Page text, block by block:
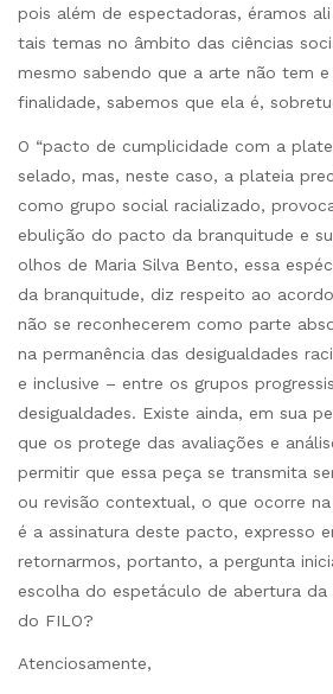
pois além de espectadoras, éramos
tais temas no âmbito das ciências
mesmo sabendo que a arte não tem
finalidade, sabemos que ela é,
O “pacto de cumplicidade com a
selado, mas, neste caso, a plateia
como grupo social racializado,
ebulição do pacto da branquitude e
olhos de Maria Silva Bento, essa
da branquitude, diz respeito ao
não se reconhecerem como parte
na permanência das desigualdades
e inclusive – entre os grupos
desigualdades. Existe ainda, em sua
que os protege das avaliações e
permitir que essa peça se transmita
ou revisão contextual, o que ocorre
é a assinatura deste pacto, expresso
retornarmos, portanto, a pergunta
escolha do espetáculo de abertura
do FILO?
Atenciosamente,